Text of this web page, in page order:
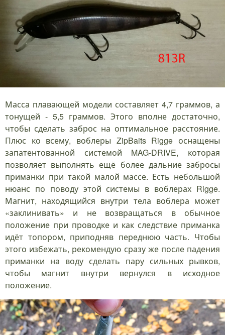
Масса плавающей модели составляет 4,7 граммов, а
тонущей - 5,5 граммов. Этого вполне достаточно,
чтобы сделать заброс на оптимальное расстояние.
Плюс ко всему, воблеры ZipBaits Rigge оснащены
запатентованной системой MAG-DRIVE, которая
позволяет выполнять ещё более дальние забросы
приманки при такой малой массе. Есть небольшой
нюанс по поводу этой системы в воблерах Rigge.
Магнит, находящийся внутри тела воблера может
«заклинивать» и не возвращаться в обычное
положение при проводке и как следствие приманка
идёт топором, приподняв переднюю часть. Чтобы
этого избежать, рекомендую сразу же после падения
приманки на воду сделать пару сильных рывков,
чтобы магнит внутри вернулся в исходное
положение.